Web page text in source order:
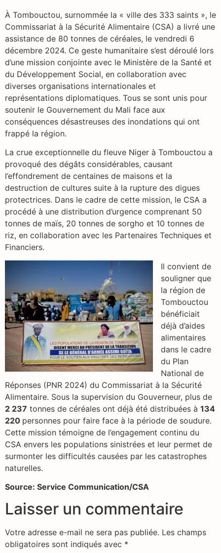
À Tombouctou, surnommée la « ville des 333 saints », le
Commissariat à la Sécurité Alimentaire (CSA) a livré une
assistance de 80 tonnes de céréales, le vendredi 6
décembre 2024. Ce geste humanitaire s’est déroulé lors
d’une mission conjointe avec le Ministère de la Santé et
du Développement Social, en collaboration avec
diverses organisations internationales et
représentations diplomatiques. Tous se sont unis pour
soutenir le Gouvernement du Mali face aux
conséquences désastreuses des inondations qui ont
frappé la région.
La crue exceptionnelle du fleuve Niger à Tombouctou a
provoqué des dégâts considérables, causant
l’effondrement de centaines de maisons et la
destruction de cultures suite à la rupture des digues
protectrices. Dans le cadre de cette mission, le CSA a
procédé à une distribution d’urgence comprenant 50
tonnes de maïs, 20 tonnes de sorgho et 10 tonnes de
riz, en collaboration avec les Partenaires Techniques et
Financiers.
Il convient de
souligner que
la région de
Tombouctou
bénéficiait
déjà d’aides
alimentaires
dans le cadre
du Plan
National de
Réponses (PNR 2024) du Commissariat à la Sécurité
Alimentaire. Sous la supervision du Gouverneur, plus de
2 237 tonnes de céréales ont déjà été distribuées à 134
220 personnes pour faire face à la période de soudure.
Cette mission témoigne de l’engagement continu du
CSA envers les populations sinistrées et leur permet de
surmonter les difficultés causées par les catastrophes
naturelles.
Source: Service Communication/CSA
Laisser un commentaire
Votre adresse e-mail ne sera pas publiée. Les champs
obligatoires sont indiqués avec *